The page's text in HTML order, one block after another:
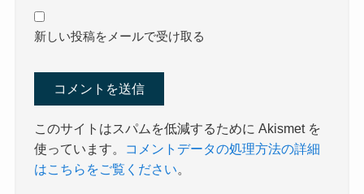
新しい投稿をメールで受け取る
このサイトはスパムを低減するために Akismet を
使っています。
コメントデータの処理方法の詳細
はこちらをご覧ください。